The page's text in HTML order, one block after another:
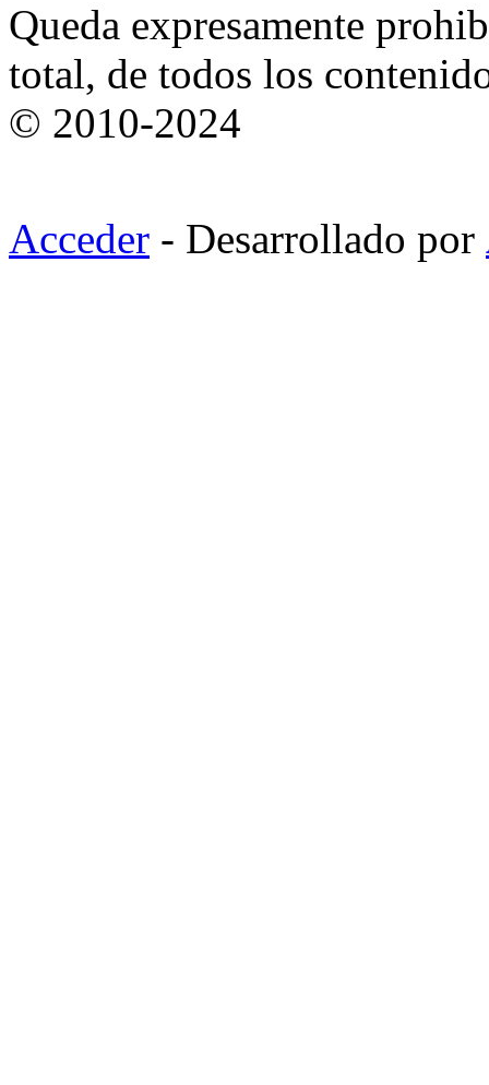
Queda expresamente
total, de todos los
© 2010-2024
Acceder - Desarrollado por